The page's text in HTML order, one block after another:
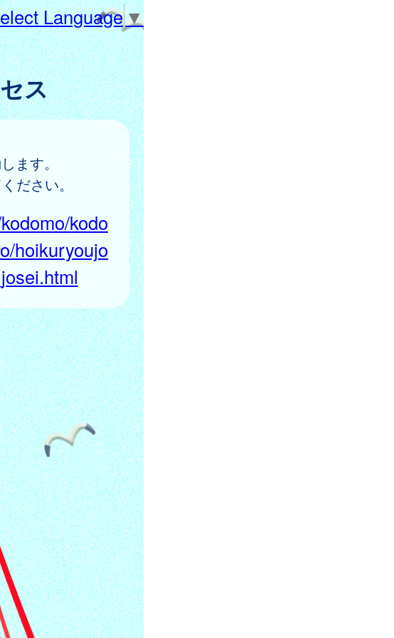
Language▼
ス
ます。
ださい。
kodo
hoikuryoujo